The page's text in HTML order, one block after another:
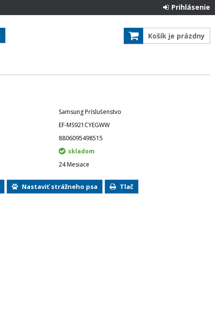
Prihlásenie
Košík je prázdny
Samsung Príslušenstvo
EF-MS921CYEGWW
8806095498515
skladom
24 Mesiace
Nastaviť strážneho psa Tlač